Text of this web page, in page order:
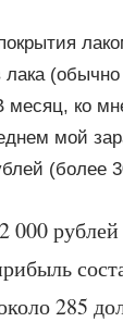
месяц, ко
мой
(более
000
285